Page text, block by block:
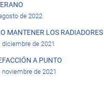
de 2022
MANTENER LOS
diciembre de 2021
A PUNTO
noviembre de 2021